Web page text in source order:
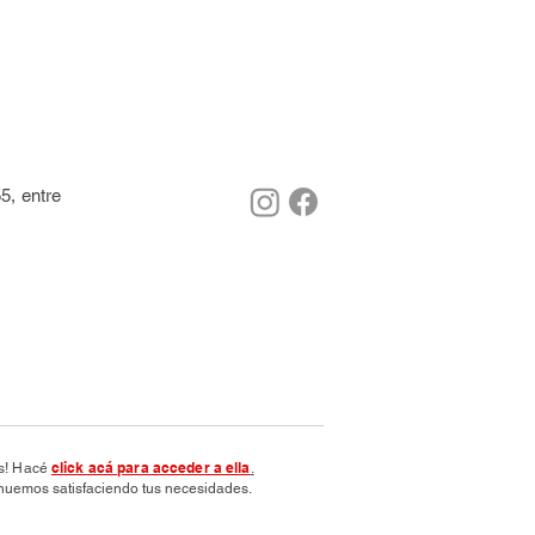
entre
Hacéclick acá para acceder a ella.
satisfaciendo tus necesidades.